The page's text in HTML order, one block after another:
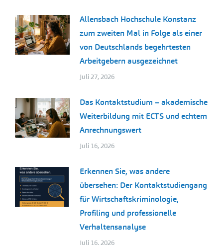
Allensbach Hochschule Konstanz
zum zweiten Mal in Folge als einer
von Deutschlands begehrtesten
Arbeitgebern ausgezeichnet
Juli 27, 2026
Das Kontaktstudium – akademische
Weiterbildung mit ECTS und echtem
Anrechnungswert
Juli 16, 2026
Erkennen Sie, was andere
übersehen: Der Kontaktstudiengang
für Wirtschaftskriminologie,
Profiling und professionelle
Verhaltensanalyse
Juli 16, 2026